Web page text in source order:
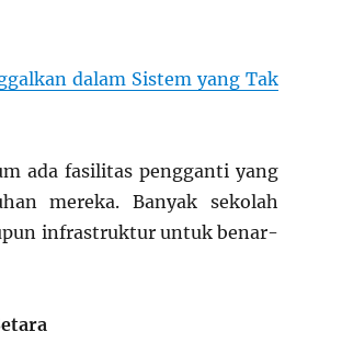
dalam Sistem yang Tak
ada fasilitas pengganti yang
mereka. Banyak sekolah
infrastruktur untuk benar-